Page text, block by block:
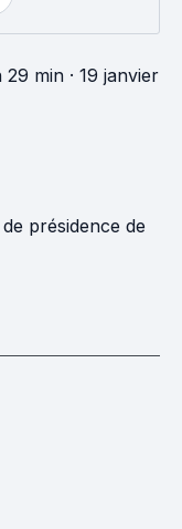
29 min · 19 janvier
présidence de